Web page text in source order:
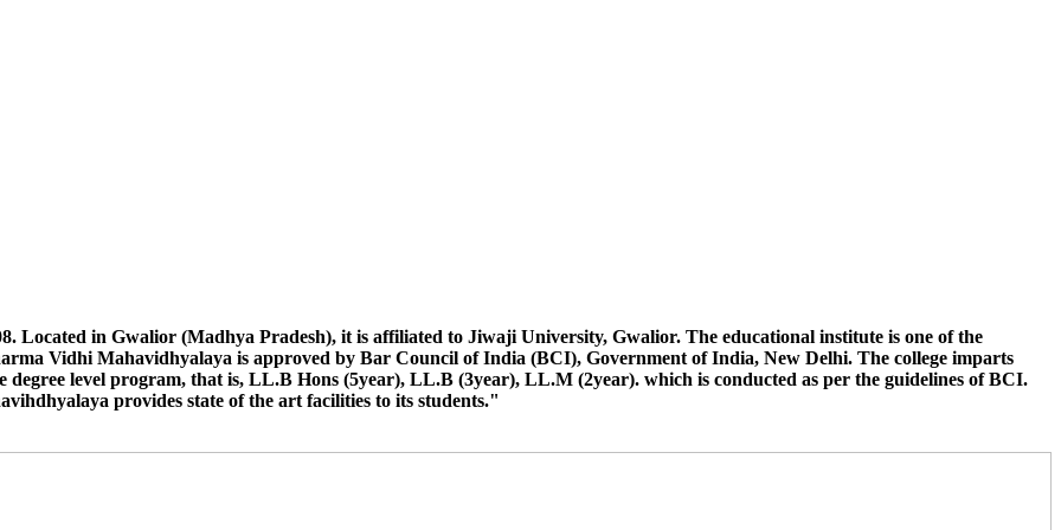
को जीवाजी विश्वविद्यालय के निर्देश अनुसार अवगत कराया जाता है कि जिन छात्रों द्वारा अपनी अंतिम वर्ष की परीक्षा जीवाजी विश्वविद्यालय से भिन्न किसी
उस विश्वविद्यालय निकलवा कर दिनाक 21/10/24 को कार्यालय में प्रस्तुत करना है जिससे उनके नामांकन संबंधी कार्यवाही की जा सके विलंब के लिए
कार्यालय में जमा करना है छात्रों के नाम निम्न अनुसार है- विकास दुबे, हरलीन कौर, जूनिया सक्सेना, हिमांशु शर्मा, आदित्य सिंह, वेद प्रकाश, रिया राय, हेमंत,
Students Exam June 2024
करने के सम्बन्ध में।
Located in Gwalior (Madhya Pradesh), it is affiliated to Jiwaji University, Gwalior. The educational institute is one of the
Vidhi Mahavidhyalaya is approved by Bar Council of India (BCI), Government of India, New Delhi. The college imparts
level program, that is, LL.B Hons (5year), LL.B (3year), LL.M (2year). which is conducted as per the guidelines of BCI.
provides state of the art facilities to its students."